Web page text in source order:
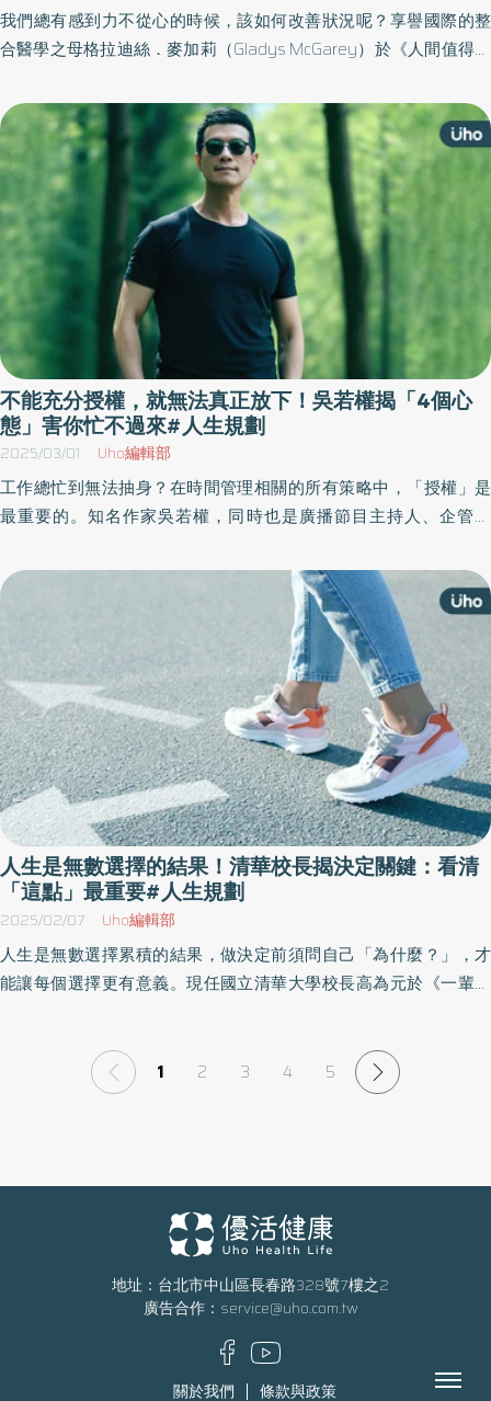
我們總有感到力不從心的時候，該如何改善狀況呢？享譽國際的整
合醫學之母格拉迪絲．麥加莉（Gladys McGarey）於《人間值得》
活中，有助你改變看待世界的方式，重拾生活的勇氣，在壓力環境
中也能感到自在，把餘生過值得。以下為原書摘文：
不能充分授權，就無法真正放下！吳若權揭「4個心
態」害你忙不過來#人生規劃
2025/03/01 Uho編輯部
工作總忙到無法抽身？在時間管理相關的所有策略中，「授權」是
最重要的。知名作家吳若權，同時也是廣播節目主持人、企管顧
人」。他也於《大人的青春，就該好好揮霍》一書中，以「追求幸
福」目標切入，傳授工作與生活的各種掌控時間的技巧，幫助讀者
人生是無數選擇的結果！清華校長揭決定關鍵：看清
「這點」最重要#人生規劃
2025/02/07 Uho編輯部
人生是無數選擇累積的結果，做決定前須問自己「為什麼？」，才
能讓每個選擇更有意義。現任國立清華大學校長高為元於《一輩子
的彈性與開放，對人生不設限。以下為原書摘文：
1 2 3 4 5
地址：台北市中山區長春路328號7樓之2
廣告合作： service@uho.com.tw
關於我們 條款與政策 Menu